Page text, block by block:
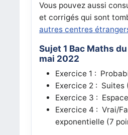
Vous pouvez aussi
et corrigés qui sont
autres centres
Sujet 1 Bac Maths
mai 2022
Exercice 1 :
Exercice 2 : Suites
Exercice 3 :
Exercice 4 : Vrai/
exponentielle (7